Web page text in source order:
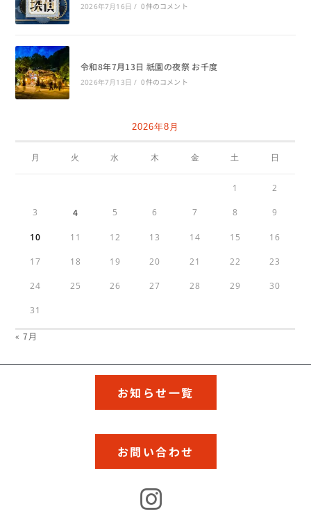
2026年7月16日 / 0件のコメント
令和8年7月13日 祇園の夜祭 お千度
2026年7月13日 / 0件のコメント
2026年8月
月 火 水 木 金 土 日
1 2
3 4 5 6 7 8 9
10 11 12 13 14 15 16
17 18 19 20 21 22 23
24 25 26 27 28 29 30
31
« 7月
お知らせ一覧
お問い合わせ